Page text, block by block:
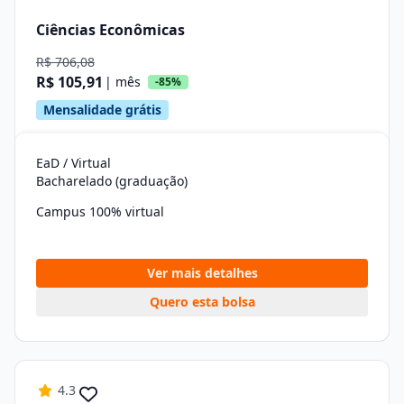
Ciências Econômicas
R$ 706,08
R$ 105,91 | mês -85%
Mensalidade grátis
EaD / Virtual
Bacharelado (graduação)
Campus 100% virtual
Ver mais detalhes
Quero esta bolsa
4.3